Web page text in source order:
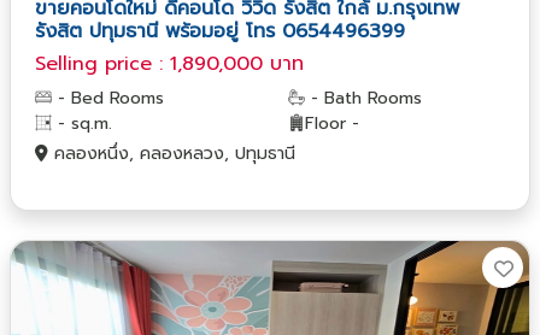
ขายคอนโดใหม่ ดีคอนโด วิวิด รังสิต ใกล้ ม.กรุงเทพ
รังสิต ปทุมธานี พร้อมอยู่ โทร 0654496399
Selling price : 1,890,000 บาท
- Bed Rooms
- Bath Rooms
- sq.m.
Floor -
คลองหนึ่ง, คลองหลวง, ปทุมธานี